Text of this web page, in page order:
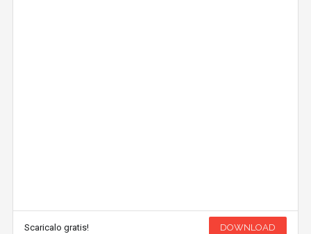
Scaricalo gratis! DOWNLOAD